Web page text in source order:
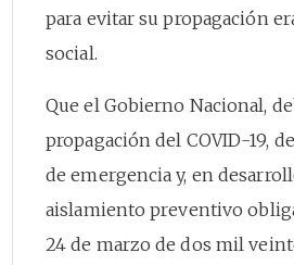
para evitar su propagación
social.
Que el Gobierno Nacional,
propagación del COVID-19,
de emergencia y, en
aislamiento preventivo
24 de marzo de dos mil